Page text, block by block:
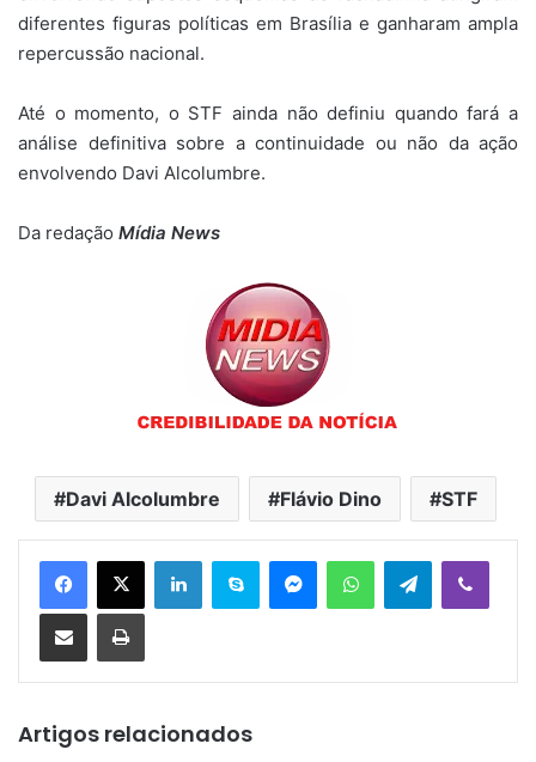
diferentes figuras políticas em Brasília e ganharam ampla
repercussão nacional.
Até o momento, o STF ainda não definiu quando fará a
análise definitiva sobre a continuidade ou não da ação
envolvendo Davi Alcolumbre.
Da redação Mídia News
Davi Alcolumbre Flávio Dino STF
Telegram
Artigos relacionados